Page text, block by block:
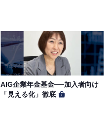
AIG企業年金基金──加入者向け
「見える化」徹底